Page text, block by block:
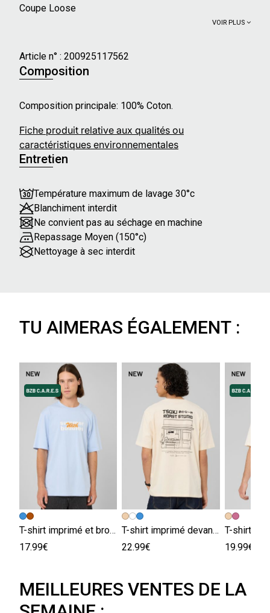
Coupe Loose
VOIR PLUS
Article n° : 200925117562
Composition
Composition principale: 100% Coton.
Fiche produit relative aux qualités ou
caractéristiques environnementales
Entretien
Température maximum de lavage 30°c
Blanchiment interdit
Ne convient pas au séchage en machine
Repassage Moyen (150°c)
Nettoyage à sec interdit
TU AIMERAS ÉGALEMENT :
T-shirt imprimé et brodé
17.99€
T-shirt imprimé devant/dos
22.99€
19.99€
MEILLEURES VENTES DE LA